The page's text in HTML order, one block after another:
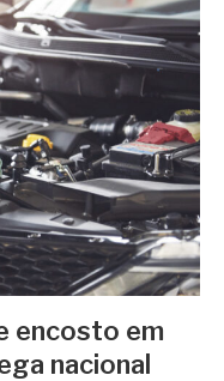
encosto em
nacional